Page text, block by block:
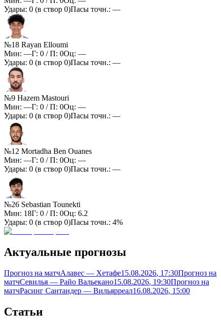
Удары: 0 (в створ 0)Пасы точн.: —
№18 Rayan Elloumi
Мин: —Г: 0 / П: 0Оц: —
Удары: 0 (в створ 0)Пасы точн.: —
№9 Hazem Mastouri
Мин: —Г: 0 / П: 0Оц: —
Удары: 0 (в створ 0)Пасы точн.: —
№12 Mortadha Ben Ouanes
Мин: —Г: 0 / П: 0Оц: —
Удары: 0 (в створ 0)Пасы точн.: —
№26 Sebastian Tounekti
Мин: 18Г: 0 / П: 0Оц: 6.2
Удары: 0 (в створ 0)Пасы точн.: 4%
Актуальные прогнозы
Прогноз на матчАлавес — Хетафе15.08.2026, 17:30Прогноз на
матчСевилья — Райо Вальекано15.08.2026, 19:30Прогноз на
матчРасинг Сантандер — Вильярреал16.08.2026, 15:00
Статьи